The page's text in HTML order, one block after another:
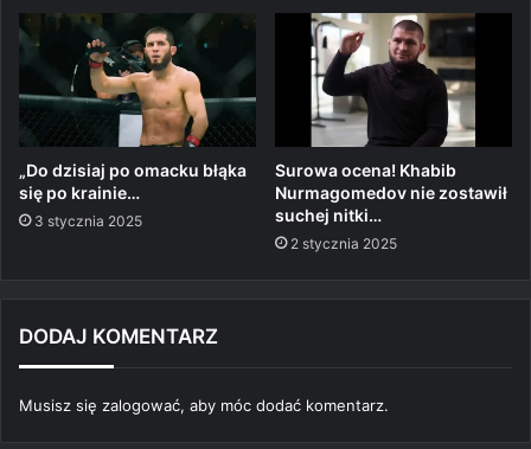
„Do dzisiaj po omacku błąka
się po krainie…
3 stycznia 2025
Surowa ocena! Khabib
Nurmagomedov nie zostawił
suchej nitki…
2 stycznia 2025
DODAJ KOMENTARZ
Musisz się zalogować, aby móc dodać komentarz.